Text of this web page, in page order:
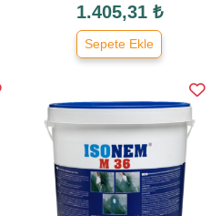
1.405,31 ₺
Sepete Ekle